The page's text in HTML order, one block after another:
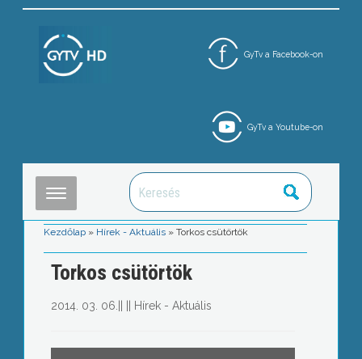
GyTv a Facebook-on
GyTv a Youtube-on
Kezdőlap » Hírek - Aktuális »Torkos csütörtök
Torkos csütörtök
2014. 03. 06. Hírek - Aktuális